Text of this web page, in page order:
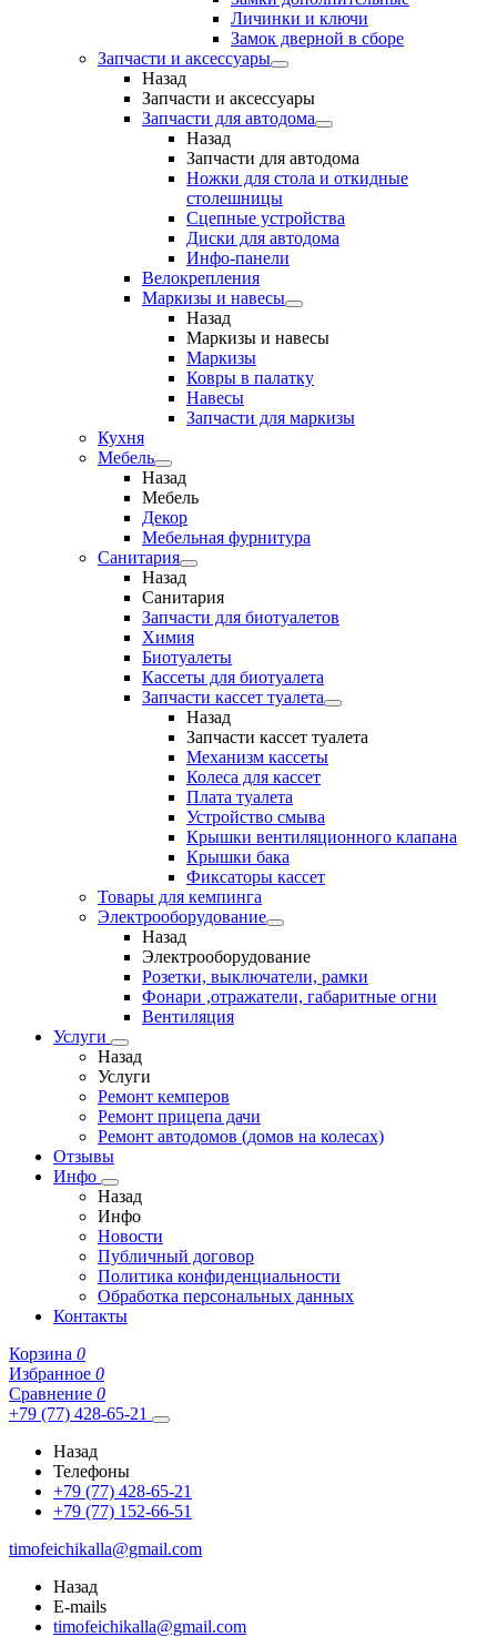
Личинки и ключи
Замок дверной в сборе
Запчасти и аксессуары
Назад
Запчасти и аксессуары
Запчасти для автодома
Назад
Запчасти для автодома
Ножки для стола и откидные
столешницы
Сцепные устройства
Диски для автодома
Инфо-панели
Велокрепления
Маркизы и навесы
Назад
Маркизы и навесы
Маркизы
Ковры в палатку
Навесы
Запчасти для маркизы
Кухня
Мебель
Назад
Мебель
Декор
Мебельная фурнитура
Санитария
Назад
Санитария
Запчасти для биотуалетов
Химия
Биотуалеты
Кассеты для биотуалета
Запчасти кассет туалета
Назад
Запчасти кассет туалета
Механизм кассеты
Колеса для кассет
Плата туалета
Устройство смыва
Крышки вентиляционного клапана
Крышки бака
Фиксаторы кассет
Товары для кемпинга
Электрооборудование
Назад
Электрооборудование
Розетки, выключатели, рамки
Фонари ,отражатели, габаритные огни
Вентиляция
Услуги
Назад
Услуги
Ремонт кемперов
Ремонт прицепа дачи
Ремонт автодомов (домов на колесах)
Отзывы
Инфо
Назад
Инфо
Новости
Публичный договор
Политика конфиденциальности
Обработка персональных данных
Контакты
Корзина 0
Избранное 0
Сравнение 0
+79 (77) 428-65-21
Назад
Телефоны
+79 (77) 428-65-21
+79 (77) 152-66-51
timofeichikalla@gmail.com
Назад
E-mails
timofeichikalla@gmail.com